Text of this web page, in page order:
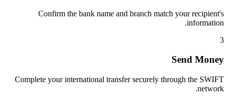
Confirm the bank name and branch match your recipient's
information.
3
Send Money
Complete your international transfer securely through the SWIFT
network.